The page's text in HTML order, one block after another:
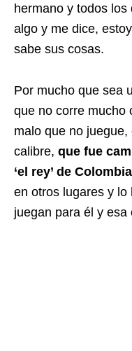
hermano y todos
algo y me dice,
sabe sus cosas.
Por mucho que sea
que no corre mucho
malo que no
calibre, que fue
‘el rey’ de
en otros lugares y
juegan para él y